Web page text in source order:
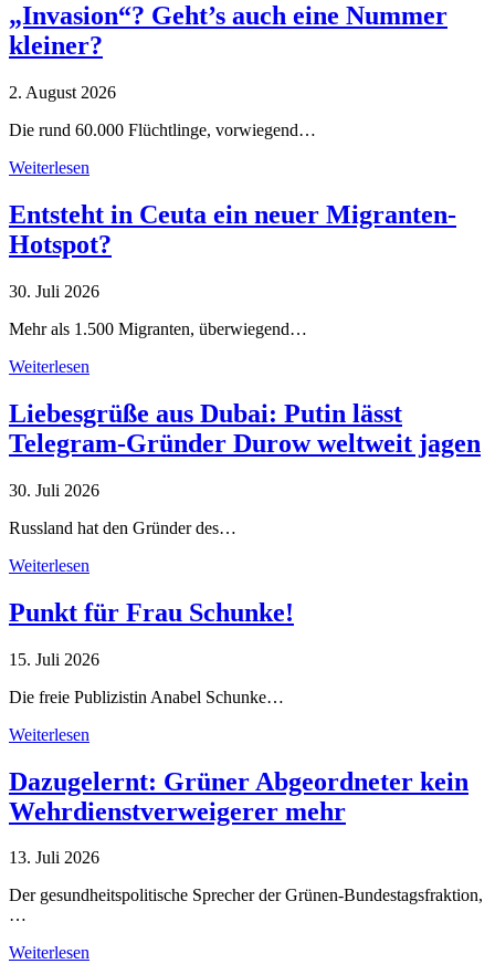
„Invasion“? Geht’s auch eine Nummer
kleiner?
2. August 2026
Die rund 60.000 Flüchtlinge, vorwiegend…
Weiterlesen
Entsteht in Ceuta ein neuer Migranten-
Hotspot?
30. Juli 2026
Mehr als 1.500 Migranten, überwiegend…
Weiterlesen
Liebesgrüße aus Dubai: Putin lässt
Telegram-Gründer Durow weltweit jagen
30. Juli 2026
Russland hat den Gründer des…
Weiterlesen
Punkt für Frau Schunke!
15. Juli 2026
Die freie Publizistin Anabel Schunke…
Weiterlesen
Dazugelernt: Grüner Abgeordneter kein
Wehrdienstverweigerer mehr
13. Juli 2026
Der gesundheitspolitische Sprecher der Grünen-Bundestagsfraktion,
…
Weiterlesen